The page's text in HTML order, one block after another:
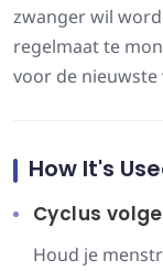
zwanger wil
regelmaat te
voor de
How It's
Cyclus
Houd je